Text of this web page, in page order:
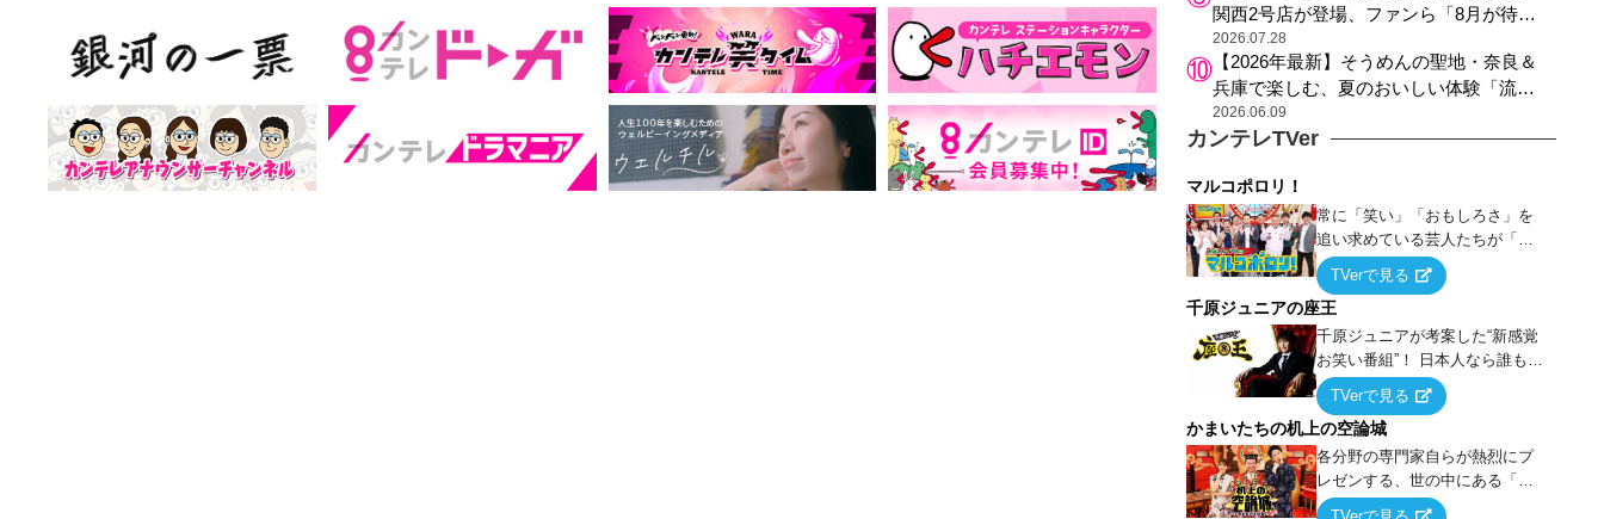
関西2号店が登場、ファンら「8月が待ち
遠しい」と早くから注目
2026.07.28
【2026年最新】そうめんの聖地・奈良＆
兵庫で楽しむ、夏のおいしい体験「流し
そうめん体験」おすすめ3選
2026.06.09
カンテレTVer
マルコポロリ！
常に「笑い」「おもしろさ」を
追い求めている芸人たちが「芸
能界」という大海原に漕ぎ出で
て、新たなオモシロ人間を発掘
する！
TVerで見る
千原ジュニアの座王
千原ジュニアが考案した“新感覚
お笑い番組”！ 日本人なら誰もが
馴染みのある『イス取りゲー
ム』をベースに、大喜利・ギャ
グ・モノボケ・歌…など様々な
お題で芸人がショートネタを競
い合う！
TVerで見る
かまいたちの机上の空論城
各分野の専門家自らが熱烈にプ
レゼンする、世の中にある「試
したことはないが、やってみた